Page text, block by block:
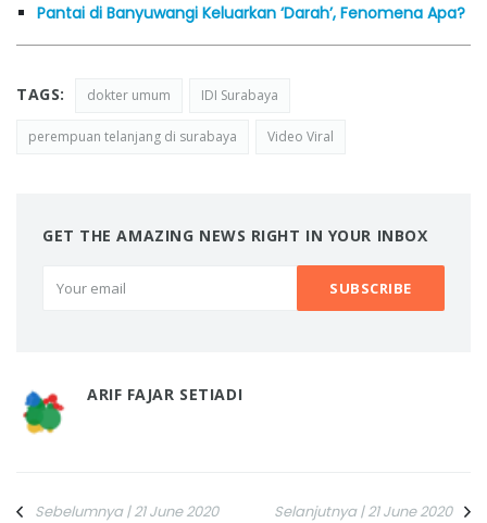
Pantai di Banyuwangi Keluarkan ‘Darah’, Fenomena Apa?
TAGS: dokter umum IDI Surabaya
perempuan telanjang di surabaya Video Viral
GET THE AMAZING NEWS RIGHT IN YOUR INBOX
ARIF FAJAR SETIADI
Sebelumnya | 21 June 2020 Selanjutnya | 21 June 2020